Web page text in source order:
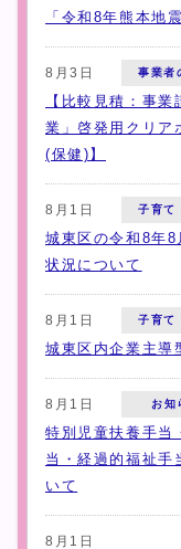
「令和8年熊本地
8月3日 事業者
【比較見積：事
業」啓発用クリア
(保健)】
8月1日 子育て
城東区の令和8年8
状況について
8月1日 子育て
城東区内企業主導
8月1日 お知
特別児童扶養手当
当・経過的福祉手
いて
8月1日